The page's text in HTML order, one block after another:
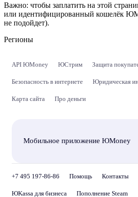
Важно: чтобы заплатить на этой
или идентифицированный кошелёк
не подойдет).
Регионы
API ЮMoney ЮСтрим Защита
Безопасность в интернете Юридическая
Карта сайта Про деньги
Мобильное приложение ЮMoney
+7 495 197-86-86 Помощь Контакты
ЮKassa для бизнеса Пополнение Steam